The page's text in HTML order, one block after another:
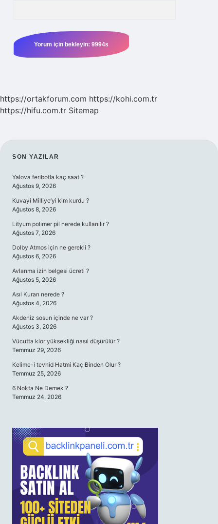
https://ortakforum.com https://kohi.com.tr
https://hifu.com.tr Sitemap
SIDEBAR
SON YAZILAR
Yalova feribotla kaç saat ?
Ağustos 9, 2026
Kuvayi Milliye’yi kim kurdu ?
Ağustos 8, 2026
Lityum polimer pil nerede kullanılır ?
Ağustos 7, 2026
Dolby Atmos için ne gerekli ?
Ağustos 6, 2026
Avlanma izin belgesi ücreti ?
Ağustos 5, 2026
Asıl Kuran nerede ?
Ağustos 4, 2026
Akdeniz sosun içinde ne var ?
Ağustos 3, 2026
Vücutta klor yüksekliği nasıl düşürülür ?
Temmuz 29, 2026
Kelime-i tevhid Hatmi Kaç Binden Olur ?
Temmuz 25, 2026
6 Nokta Ne Demek ?
Temmuz 24, 2026